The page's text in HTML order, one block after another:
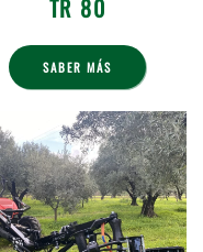
TR 80
SABER MÁS